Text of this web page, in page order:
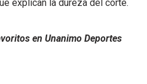
explican la dureza del corte.
en Unanimo Deportes